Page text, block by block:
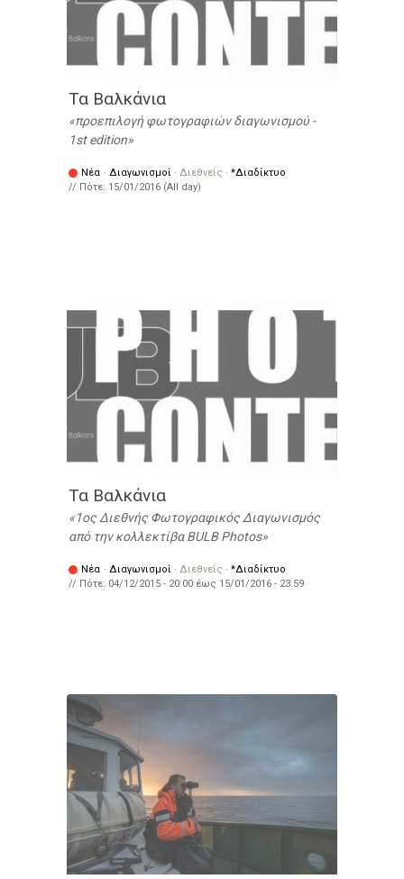
Τα Βαλκάνια
προεπιλογή φωτογραφιών διαγωνισμού -
1st edition
Νέα · Διαγωνισμοί · Διεθνείς · *Διαδίκτυο
// Πότε: 15/01/2016 (All day)
Τα Βαλκάνια
1ος Διεθνής Φωτογραφικός Διαγωνισμός
από την κολλεκτίβα BULB Photos
Νέα · Διαγωνισμοί · Διεθνείς · *Διαδίκτυο
// Πότε: 04/12/2015 - 20:00 έως 15/01/2016 - 23:59